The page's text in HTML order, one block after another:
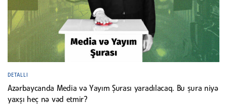
DETALLI
Azərbaycanda Media və Yayım Şurası yaradılacaq. Bu şura niyə
yaxşı heç nə vəd etmir?